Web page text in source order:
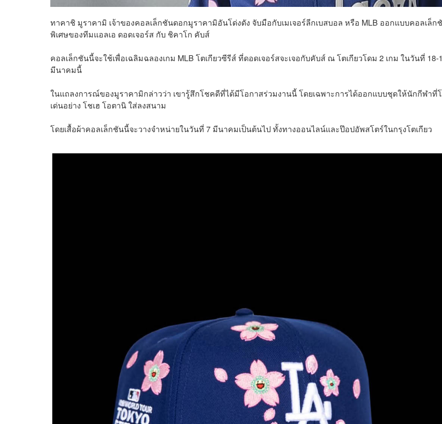
ทาคาชิ มูราคามิ เจ้าของคอลเล็กชันดอกมูราคามิอันโด่งดัง จับมือกับเมเจอร์ลีกเบสบอล หรือ MLB ออกแบบคอลเล็ก
พิเศษของทีมแอลเอ ดอดเจอร์ส กับ ชิคาโก คับส์
คอลเล็กชันนี้จะใช้เพื่อเฉลิมฉลองเกม MLB โตเกียวซีรีส์ ที่ดอดเจอร์สจะเจอกับคับส์ ณ โตเกียวโดม 2 เกม ในวันที่ 18-
มีนาคมนี้
ในแถลงการณ์ของมูราคามิกล่าวว่า เขารู้สึกโชคดีที่ได้มีโอกาสร่วมงานนี้ โดยเฉพาะการได้ออกแบบชุดให้นักกีฬาที่
เด่นอย่าง โชเฮ โอตานิ ใส่ลงสนาม
โดยเสื้อผ้าคอลเล็กชันนี้จะวางจำหน่ายในวันที่ 7 มีนาคมเป็นต้นไป ทั้งทางออนไลน์และป๊อปอัพสโตร์ในกรุงโตเกียว